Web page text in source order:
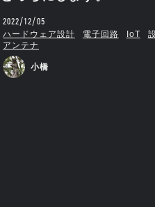
2022/12/05
ハードウェア設計 電子回路 IoT
アンテナ
小橋